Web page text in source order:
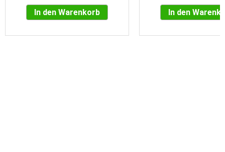
In den Warenkorb In den